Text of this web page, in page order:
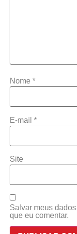
Nome *
E-mail *
Site
Salvar meus
que eu comentar.